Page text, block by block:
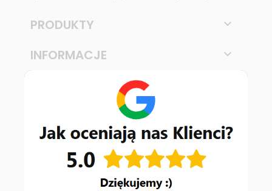
PRODUKTY 
INFORMACJE 